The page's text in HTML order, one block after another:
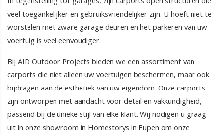
veel toegankelijker en gebruiksvriendelijker zijn. U hoeft niet te
worstelen met zware garage deuren en het parkeren van uw
voertuig is veel eenvoudiger.
Bij AID Outdoor Projects bieden we een assortiment van
carports die niet alleen uw voertuigen beschermen, maar ook
bijdragen aan de esthetiek van uw eigendom. Onze carports
zijn ontworpen met aandacht voor detail en vakkundigheid,
passend bij de unieke stijl van elke klant. Wij nodigen u graag
uit in onze showroom in Homestorys in Eupen om onze